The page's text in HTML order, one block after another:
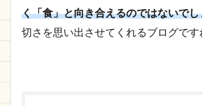
く「食」と向き合えるのではないで
切さを思い出させてくれるブログです